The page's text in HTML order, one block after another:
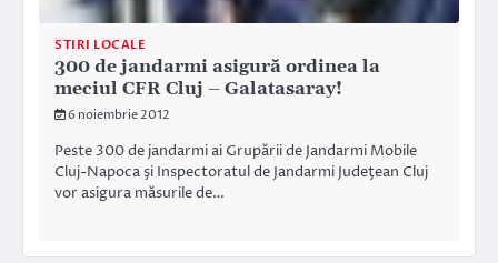
STIRI LOCALE
300 de jandarmi asigură ordinea la
meciul CFR Cluj – Galatasaray!
6 noiembrie 2012
Peste 300 de jandarmi ai Grupării de Jandarmi Mobile
Cluj-Napoca şi Inspectoratul de Jandarmi Judeţean Cluj
vor asigura măsurile de…